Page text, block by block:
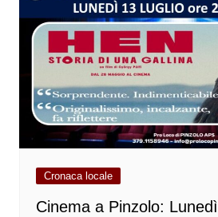
Cronaca locale
Cinema a Pinzolo: